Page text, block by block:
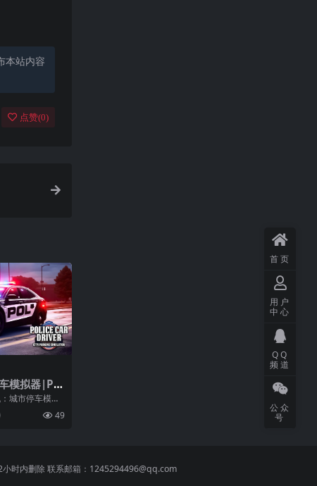
本站内容
点赞(0)
模拟器|Pol
Parking
城市停车模拟
警察交通驾驶
49
时内删除 联系邮箱：1245294496@qq.com
首页
用户
中心
QQ
频道
公众
号